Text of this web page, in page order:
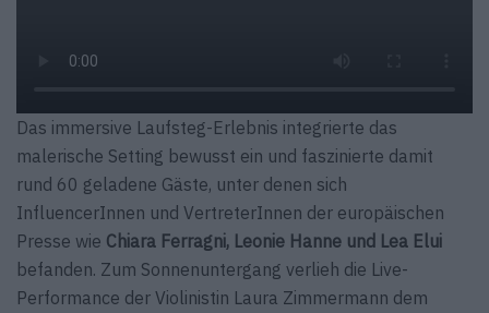
Das immersive Laufsteg-Erlebnis integrierte das
malerische Setting bewusst ein und faszinierte damit
rund 60 geladene Gäste, unter denen sich
InfluencerInnen und VertreterInnen der europäischen
Presse wie Chiara Ferragni, Leonie Hanne und Lea Elui
befanden. Zum Sonnenuntergang verlieh die Live-
Performance der Violinistin Laura Zimmermann dem